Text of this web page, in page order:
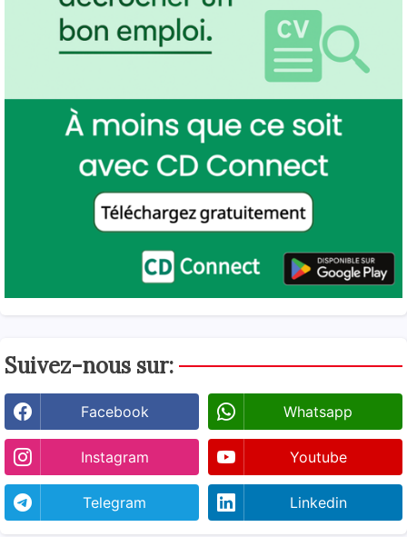
Suivez-nous sur:
Facebook Whatsapp
Instagram Youtube
Telegram Linkedin